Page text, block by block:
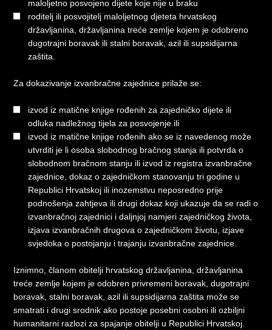
maloljetno posvojeno dijete koje nije u braku
roditelj ili posvojitelj maloljetnog djeteta hrvatskog
državljanina, državljanina treće zemlje kojem je odobreno
dugotrajni boravak ili stalni boravak, azil ili supsidijarna
zaštita.
Za dokazivanje izvanbračne zajednice prilaže se:
izvod iz matične knjige rođenih za zajedničko dijete ili
odluka nadležnog tijela za posvojenje ili
izvod iz matične knjige rođenih ako se iz navedenog može
utvrditi je li osoba slobodnog bračnog stanja ili potvrda o
slobodnom bračnom stanju ili izvod iz registra izvanbračne
zajednice, dokaz o zajedničkom stanovanju tri godine u
Republici Hrvatskoj ili inozemstvu neposredno prije
podnošenja zahtjeva ili drugi dokaz koji ukazuje da se radi o
izvanbračnoj zajednici i daljnjoj namjeri zajedničkog života,
izjava izvanbračnih drugova o zajedničkom životu, izjave
svjedoka o postojanju i trajanju izvanbračne zajednice.
Iznimno, članom obitelji hrvatskog državljanina, državljanina
treće zemlje kojem je odobren privremeni boravak, dugotrajni
boravak, stalni boravak, azil ili supsidijarna zaštita može se
smatrati i drugi srodnik ako postoje posebni osobni ili ozbiljni
humanitarni razlozi za spajanje obitelji u Republici Hrvatskoj.